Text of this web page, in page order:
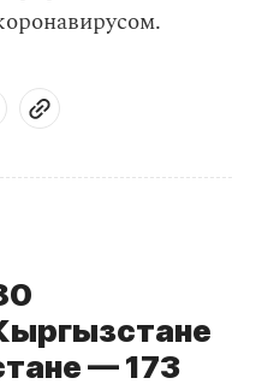
— 173